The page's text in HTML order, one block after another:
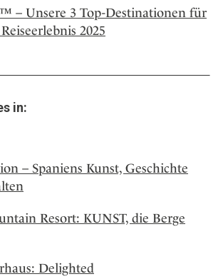
– Unsere 3 Top-Destinationen für
2025
in:
– Spaniens Kunst, Geschichte
Resort: KUNST, die Berge
Delighted